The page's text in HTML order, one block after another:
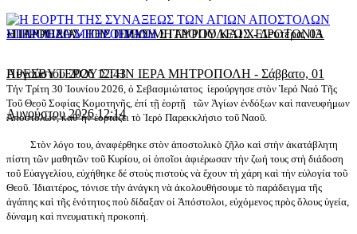
«ΠΑΡΡΗΣΙΑ» ΤΗΣ ΙΕΡΑΣ ΜΗΤΡΟΠΟΛΕΩΣ-Δευτέρα, 03
Αυγούστου 2026 12:43
Η ΠΡΟΟΔΟΣ ΤΟΥ ΤΙΜΙΟΥ ΣΤΑΥΡΟΥ ΚΑΙ ΧΕΙΡΟΤΟΝΙΑ
ΠΡΕΣΒΥΤΕΡΟΥ ΣΤΗΝ ΙΕΡΑ ΜΗΤΡΟΠΟΛΗ - Σάββατο, 01
Αυγούστου 2026 12:14
Τήν Τρίτη 30 Ἰουνίου 2026, ὁ Σεβασμιώτατος ἱερούργησε στὸν Ἱερό Ναό Τῆς
Τοῦ Θεοῦ Σοφίας Κομοτηνῆς, ἐπί τῇ ἑορτῇ τῶν Ἁγίων ἐνδόξων καὶ πανευφήμων
Ἀποστόλων, καθ' ἥν ἑορτάζει τὸ Ἱερό Παρεκκλήσιο τοῦ Ναοῦ.
Στὸν λόγο του, ἀναφέρθηκε στὸν ἀποστολικὸ ζῆλο καὶ στὴν ἀκατάβλητη
πίστη τῶν μαθητῶν τοῦ Κυρίου, οἱ ὁποῖοι ἀφιέρωσαν τὴν ζωή τους στὴ διάδοση
τοῦ Εὐαγγελίου, εὐχήθηκε δέ στοὺς πιστοὺς νὰ ἔχουν τὴ χάρη καὶ τὴν εὐλογία τοῦ
Θεοῦ. Ἰδιαιτέρος, τόνισε τὴν ἀνάγκη νὰ ἀκολουθήσουμε τὸ παράδειγμα τῆς
ἀγάπης καὶ τῆς ἑνότητος ποὺ δίδαξαν οἱ Ἀπόστολοι, εὐχόμενος πρὸς ὅλους ὑγεία,
δύναμη καὶ πνευματικὴ προκοπή.